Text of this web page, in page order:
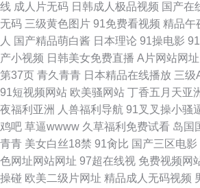
线 成人片无码 日韩成人极品视频 国产在
无码 三级黄色图片 91免费看视频 精品午
人 国产精品萌白酱 日本理论 91操电影
产小视频 日韩美女免费直播 A片网站网址
第37页 青久青青 日本精品在线播放 三级
91短视频网站 欧美骚网站 丁香五月天亚
夜福利亚洲
人兽福利导航 91叉叉操小骚
鸡吧 草逼wwww 久草福利免费试看 岛国
青青 美女白丝18禁 91肏比 国产三区电影
色网址网站网址 97超在线视 免费视频网
操碰 欧美二级片网址 精品成人无码视频